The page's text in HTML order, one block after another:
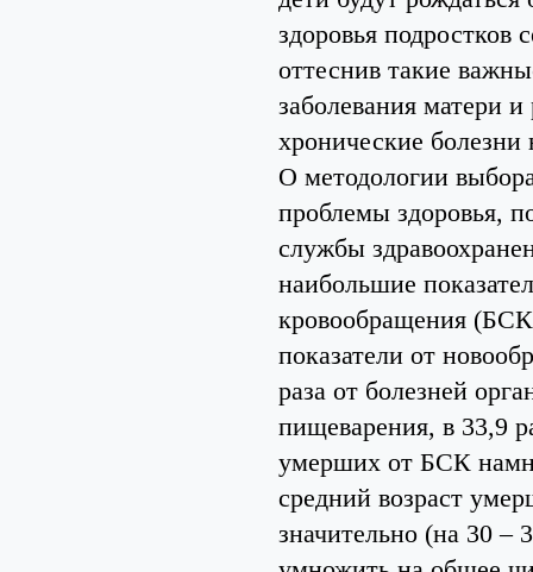
здоровья
оттеснив такие
заболевания матери
хронические
О методологии
проблемы здоровья,
службы
наибольшие
кровообращения
показатели от
раза от болезней
пищеварения, в 33,9
умерших от БСК
средний возраст
значительно (на 30 –